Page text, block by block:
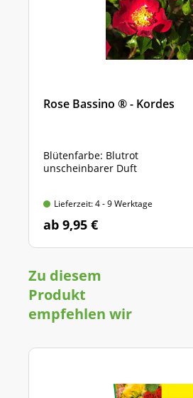
Rose Bassino ® - Kordes
Blütenfarbe: Blutrot
unscheinbarer Duft
Lieferzeit: 4 - 9 Werktage
ab 9,95 €
Zu diesem
Produkt
empfehlen wir